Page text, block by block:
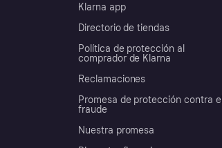
Klarna app
Directorio de tiendas
Política de protección al
comprador de Klarna
Reclamaciones
Promesa de protección contra el
fraude
Nuestra promesa